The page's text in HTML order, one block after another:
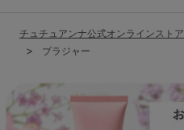
チュチュアンナ公式オンラインストア
ブラジャー